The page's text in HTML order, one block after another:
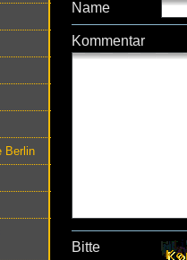
Berlin
Name
Kommentar
Bitte